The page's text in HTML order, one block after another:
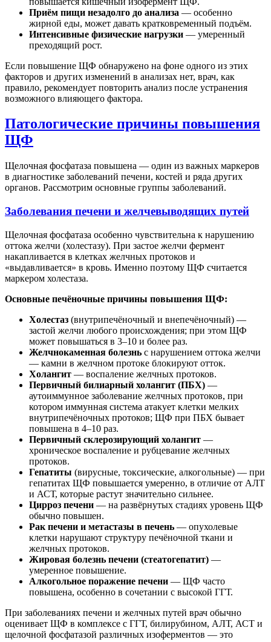
Приём пищи незадолго до анализа — особенно
жирной еды, может давать кратковременный подъём.
Интенсивные физические нагрузки — умеренный
преходящий рост.
Если повышение ЩФ обнаружено на фоне одного из этих
факторов и других изменений в анализах нет, врач, как
правило, рекомендует повторить анализ после устранения
возможного влияющего фактора.
Патологические причины повышения
ЩФ
Щелочная фосфатаза повышена — один из важных маркеров
в диагностике заболеваний печени, костей и ряда других
органов. Рассмотрим основные группы заболеваний.
Заболевания печени и желчевыводящих путей
Щелочная фосфатаза особенно чувствительна к нарушению
оттока желчи (холестазу). При застое желчи фермент
накапливается в клетках желчных протоков и
«выдавливается» в кровь. Именно поэтому ЩФ считается
маркером холестаза.
Основные печёночные причины повышения ЩФ:
Холестаз (внутрипечёночный и внепечёночный) —
застой желчи любого происхождения; при этом ЩФ
может повышаться в 3–10 и более раз.
Желчнокаменная болезнь с нарушением оттока желчи
— камни в желчном протоке блокируют отток.
Холангит — воспаление желчных протоков.
Первичный билиарный холангит (ПБХ) —
аутоиммунное заболевание желчных протоков, при
котором иммунная система атакует клетки мелких
внутрипечёночных протоков; ЩФ при ПБХ бывает
повышена в 4–10 раз.
Первичный склерозирующий холангит —
хроническое воспаление и рубцевание желчных
протоков.
Гепатиты (вирусные, токсические, алкогольные) — при
гепатитах ЩФ повышается умеренно, в отличие от АЛТ
и АСТ, которые растут значительно сильнее.
Цирроз печени — на развёрнутых стадиях уровень ЩФ
обычно повышен.
Рак печени и метастазы в печень — опухолевые
клетки нарушают структуру печёночной ткани и
желчных протоков.
Жировая болезнь печени (стеатогепатит) —
умеренное повышение.
Алкогольное поражение печени — ЩФ часто
повышена, особенно в сочетании с высокой ГГТ.
При заболеваниях печени и желчных путей врач обычно
оценивает ЩФ в комплексе с ГГТ, билирубином, АЛТ, АСТ и
щелочной фосфатазой различных изоферментов — это